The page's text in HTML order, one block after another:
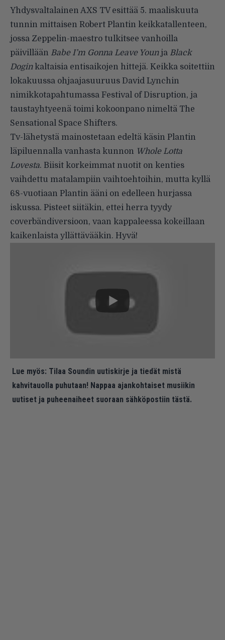
Yhdysvaltalainen AXS TV esittää 5. maaliskuuta
tunnin mittaisen Robert Plantin keikkatallenteen,
jossa Zeppelin-maestro tulkitsee vanhoilla
päivillään Babe I’m Gonna Leave Younja Black
Doginkaltaisia entisaikojen hittejä. Keikka soitettiin
lokakuussa ohjaajasuuruus David Lynchin
nimikkotapahtumassa Festival of Disruption, ja
taustayhtyeenä toimi kokoonpano nimeltä The
Sensational Space Shifters.
Tv-lähetystä mainostetaan edeltä käsin Plantin
läpiluennalla vanhasta kunnon Whole Lotta
Lovesta. Biisit korkeimmat nuotit on kenties
vaihdettu matalampiin vaihtoehtoihin, mutta kyllä
68-vuotiaan Plantin ääni on edelleen hurjassa
iskussa. Pisteet siitäkin, ettei herra tyydy
coverbändiversioon, vaan kappaleessa kokeillaan
kaikenlaista yllättävääkin. Hyvä!
Lue myös: Tilaa Soundin uutiskirje ja tiedät mistä
kahvitauolla puhutaan! Nappaa ajankohtaiset musiikin
uutiset ja puheenaiheet suoraan sähköpostiin tästä.